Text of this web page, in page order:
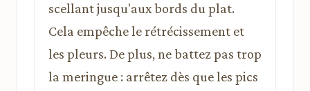
scellant jusqu'aux bords du plat.
Cela empêche le rétrécissement et
les pleurs. De plus, ne battez pas trop
la meringue : arrêtez dès que les pics